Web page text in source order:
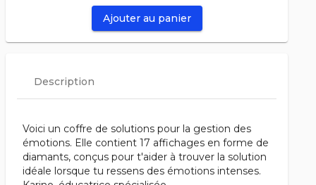
Ajouter au panier
Description
Voici un coffre de solutions pour la gestion des
émotions. Elle contient 17 affichages en forme de
diamants, conçus pour t'aider à trouver la solution
idéale lorsque tu ressens des émotions intenses.